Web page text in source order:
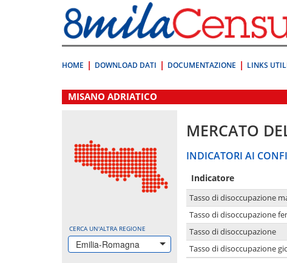
direttamente
a:
Contenuto
HOME DOWNLOAD DATI DOCUMENTAZIONE LINKS
.
MISANO ADRIATICO
CERCA UN'ALTRA REGIONE
Emilia-Romagna
MERCATO
INDICATORI AI
Indicatore
Tasso di disoccupazione
Tasso di disoccupazione
Tasso di disoccupazione
Tasso di disoccupazione